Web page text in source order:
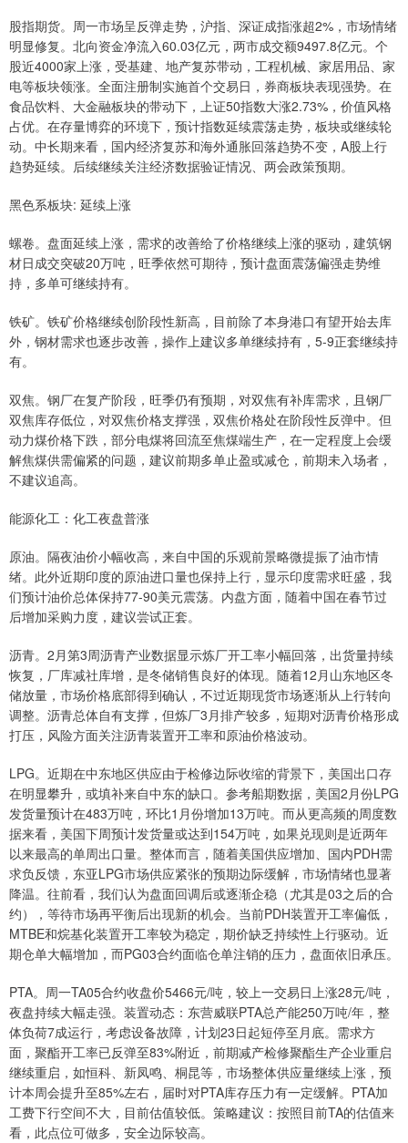
股指期货。周一市场呈反弹走势，沪指、深证成指涨超2%，市场情绪
明显修复。北向资金净流入60.03亿元，两市成交额9497.8亿元。个
股近4000家上涨，受基建、地产复苏带动，工程机械、家居用品、家
电等板块领涨。全面注册制实施首个交易日，券商板块表现强势。在
食品饮料、大金融板块的带动下，上证50指数大涨2.73%，价值风格
占优。在存量博弈的环境下，预计指数延续震荡走势，板块或继续轮
动。中长期来看，国内经济复苏和海外通胀回落趋势不变，A股上行
趋势延续。后续继续关注经济数据验证情况、两会政策预期。
黑色系板块: 延续上涨
螺卷。盘面延续上涨，需求的改善给了价格继续上涨的驱动，建筑钢
材日成交突破20万吨，旺季依然可期待，预计盘面震荡偏强走势维
持，多单可继续持有。
铁矿。铁矿价格继续创阶段性新高，目前除了本身港口有望开始去库
外，钢材需求也逐步改善，操作上建议多单继续持有，5-9正套继续持
有。
双焦。钢厂在复产阶段，旺季仍有预期，对双焦有补库需求，且钢厂
双焦库存低位，对双焦价格支撑强，双焦价格处在阶段性反弹中。但
动力煤价格下跌，部分电煤将回流至焦煤端生产，在一定程度上会缓
解焦煤供需偏紧的问题，建议前期多单止盈或减仓，前期未入场者，
不建议追高。
能源化工：化工夜盘普涨
原油。隔夜油价小幅收高，来自中国的乐观前景略微提振了油市情
绪。此外近期印度的原油进口量也保持上行，显示印度需求旺盛，我
们预计油价总体保持77-90美元震荡。内盘方面，随着中国在春节过
后增加采购力度，建议尝试正套。
沥青。2月第3周沥青产业数据显示炼厂开工率小幅回落，出货量持续
恢复，厂库减社库增，是冬储销售良好的体现。随着12月山东地区冬
储放量，市场价格底部得到确认，不过近期现货市场逐渐从上行转向
调整。沥青总体自有支撑，但炼厂3月排产较多，短期对沥青价格形成
打压，风险方面关注沥青装置开工率和原油价格波动。
LPG。近期在中东地区供应由于检修边际收缩的背景下，美国出口存
在明显攀升，或填补来自中东的缺口。参考船期数据，美国2月份LPG
发货量预计在483万吨，环比1月份增加13万吨。而从更高频的周度数
据来看，美国下周预计发货量或达到154万吨，如果兑现则是近两年
以来最高的单周出口量。整体而言，随着美国供应增加、国内PDH需
求负反馈，东亚LPG市场供应紧张的预期边际缓解，市场情绪也显著
降温。往前看，我们认为盘面回调后或逐渐企稳（尤其是03之后的合
约），等待市场再平衡后出现新的机会。当前PDH装置开工率偏低，
MTBE和烷基化装置开工率较为稳定，期价缺乏持续性上行驱动。近
期仓单大幅增加，而PG03合约面临仓单注销的压力，盘面依旧承压。
PTA。周一TA05合约收盘价5466元/吨，较上一交易日上涨28元/吨，
夜盘持续大幅走强。装置动态：东营威联PTA总产能250万吨/年，整
体负荷7成运行，考虑设备故障，计划23日起短停至月底。需求方
面，聚酯开工率已反弹至83%附近，前期减产检修聚酯生产企业重启
继续重启，如恒科、新凤鸣、桐昆等，市场整体供应量继续上涨，预
计本周会提升至85%左右，届时对PTA库存压力有一定缓解。PTA加
工费下行空间不大，目前估值较低。策略建议：按照目前TA的估值来
看，此点位可做多，安全边际较高。